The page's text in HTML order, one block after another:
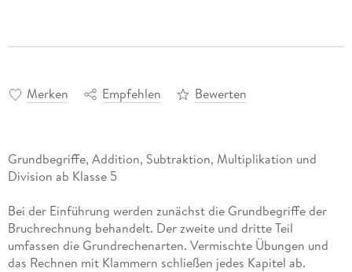
Merken Empfehlen Bewerten
Grundbegriffe, Addition, Subtraktion, Multiplikation und
Division ab Klasse 5
Bei der Einführung werden zunächst die Grundbegriffe der
Bruchrechnung behandelt. Der zweite und dritte Teil
umfassen die Grundrechenarten. Vermischte Übungen und
das Rechnen mit Klammern schließen jedes Kapitel ab.